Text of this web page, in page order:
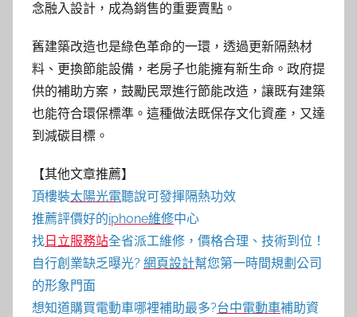
念融入設計，成為銷售的重要賣點。
舊建築改造也是綠色革命的一環，透過更新隔熱材
料、更換節能設備，老房子也能擁有新生命。政府提
供的補助方案，鼓勵民眾進行節能改造，讓既有建築
也能符合環保標準。這種做法既保存文化資產，又達
到減碳目標。
【其他文章推薦】
頂樓裝太陽光電聽說可發揮隔熱功效
推薦評價好的iphone維修中心
找 日立服務站全省派工維修，價格合理、技術到位！
自行創業缺乏曝光? 網頁設計幫您第一時間規劃公司
的形象門面
想知道購買電動車哪裡補助最多?台中電動車補助資